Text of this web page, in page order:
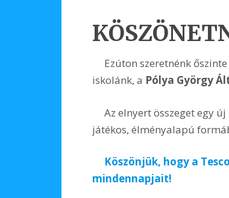
Ezúton szeretnénk
iskolánk, a Pólya György
Az elnyert összeget egy új
játékos, élményalapú
Köszönjük, hogy a
mindennapjait!